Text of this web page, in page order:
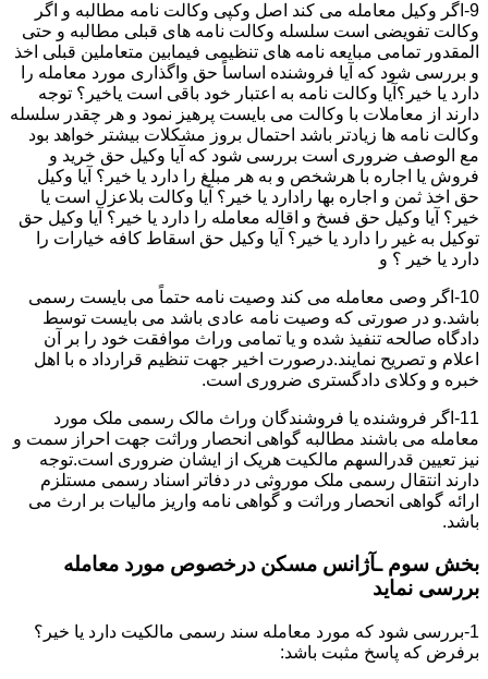
9-اگر وکیل معامله می کند اصل وکپی وکالت نامه مطالبه و اگر
وکالت تفویضی است سلسله وکالت نامه های قبلی مطالبه و حتی
المقدور تمامی مبایعه نامه های تنظیمی فیمابین متعاملین قبلی اخذ
و بررسی شود که آیا فروشنده اساساً حق واگذاری مورد معامله را
دارد یا خیر؟آیا وکالت نامه به اعتبار خود باقی است یاخیر؟ توجه
دارند از معاملات با وکالت می بایست پرهیز نمود و هر چقدر سلسله
وکالت نامه ها زیادتر باشد احتمال بروز مشکلات بیشتر خواهد بود
مع الوصف ضروری است بررسی شود که آیا وکیل حق خرید و
فروش یا اجاره با هرشخص و به هر مبلغ را دارد یا خیر؟ آیا وکیل
حق اخذ ثمن و اجاره بها رادارد یا خیر؟ آیا وکالت بلاعزل است یا
خیر؟ آیا وکیل حق فسخ و اقاله معامله را دارد یا خیر؟ آیا وکیل حق
توکیل به غیر را دارد یا خیر؟ آیا وکیل حق اسقاط کافه خیارات را
دارد یا خیر ؟ و
10-اگر وصی معامله می کند وصیت نامه حتماً می بایست رسمی
باشد.و در صورتی که وصیت نامه عادی باشد می بایست توسط
دادگاه صالحه تنفیذ شده و یا تمامی وراث موافقت خود را بر آن
اعلام و تصریح نمایند.درصورت اخیر جهت تنظیم قرارداد ه با اهل
خبره و وکلای دادگستری ضروری است.
11-اگر فروشنده یا فروشندگان وراث مالک رسمی ملک مورد
معامله می باشند مطالبه گواهی انحصار وراثت جهت احراز سمت و
نیز تعیین قدرالسهم مالکیت هریک از ایشان ضروری است.توجه
دارند انتقال رسمی ملک موروثی در دفاتر اسناد رسمی مستلزم
ارائه گواهی انحصار وراثت و گواهی نامه واریز مالیات بر ارث می
باشد.
بخش سوم ـآژانس مسکن درخصوص مورد معامله
بررسی نماید
1-بررسی شود که مورد معامله سند رسمی مالکیت دارد یا خیر؟
برفرض که پاسخ مثبت باشد: